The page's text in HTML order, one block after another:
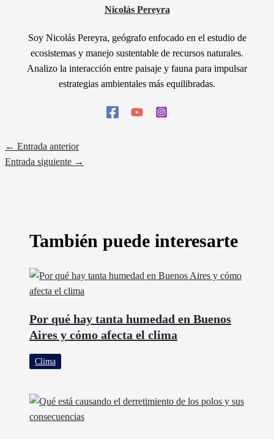
Nicolás Pereyra
Soy Nicolás Pereyra, geógrafo enfocado en el estudio de
ecosistemas y manejo sustentable de recursos naturales.
Analizo la interacción entre paisaje y fauna para impulsar
estrategias ambientales más equilibradas.
← Entrada anterior
Entrada siguiente →
También puede interesarte
Por qué hay tanta humedad en Buenos
Aires y cómo afecta el clima
Clima